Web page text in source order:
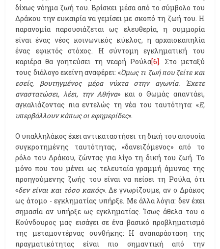
δίχως νόημα ζωή του. Βρίσκει μέσα από το σύμβολο του
Δράκου την ευκαιρία να γεμίσει με σκοπό τη ζωή του. Η
παρανομία παρουσιάζεται ως ελευθερία, η συμμορία
είναι ένας νέος κοινωνικός κύκλος, η αρχαιοκαπηλία
ένας εφικτός στόχος. Η σύντομη εγκληματική του
καριέρα θα γοητεύσει τη νεαρή Ρούλα[6]. Στο μεταξύ
τους διάλογο εκείνη αναφέρει: «Όμως τι ζωή που ζείτε και
εσείς, βουτηγμένος μέρα νύχτα στην αγωνία. Έχετε
αναστατώσει, λέει, την Αθήνα» και ο Θωμάς απαντάει,
αγκαλιάζοντας πια εντελώς τη νέα του ταυτότητα: «Ε,
υπερβάλλουν κάπως οι εφημερίδες».
Ο υπαλληλάκος έχει αντικαταστήσει τη δική του απουσία
συγκροτημένης ταυτότητας, «δανειζόμενος» από το
ρόλο του Δράκου, ζώντας για λίγο τη δική του ζωή. Το
μόνο που του μένει ως τελευταία γραμμή άμυνας της
προηγούμενης ζωής του είναι να πείσει τη Ρούλα, ότι
«δεν είναι και τόσο κακός». Δε γνωρίζουμε, αν ο Δράκος
ως άτομο - εγκληματίας υπήρξε. Με άλλα λόγια: δεν έχει
σημασία αν υπήρξε ως εγκληματίας. Ίσως άθελα του ο
Κούνδουρος μας εισάγει σε ένα βασικό προβληματισμό
της μεταμοντέρνας συνθήκης: Η αναπαράσταση της
πραγματικότητας είναι πιο σημαντική από την